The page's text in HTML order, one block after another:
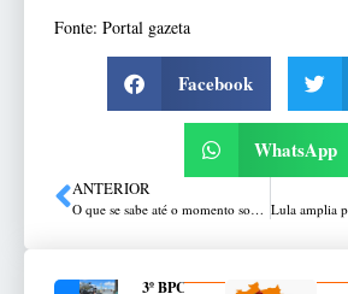
Fonte: Portal gazeta
Facebook
WhatsApp
ANTERIOR
O que se sabe até o momento sobre a morte de mãe e filha catarinenses em apartamento no Rio de Janeiro
3º BPChq